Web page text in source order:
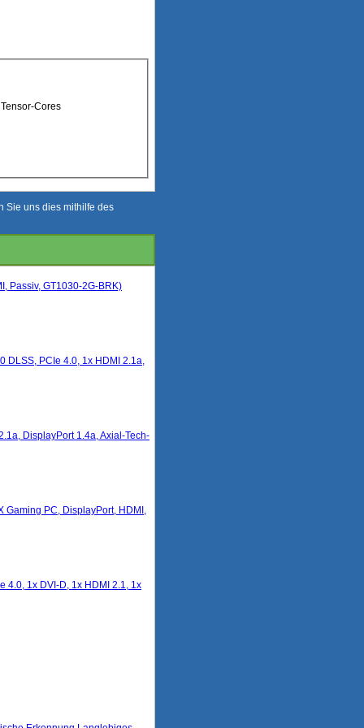
Cores
Sie uns dies mithilfe des
Passiv, GT1030-2G-BRK)
DLSS, PCIe 4.0, 1x HDMI 2.1a,
DisplayPort 1.4a, Axial-Tech-
Gaming PC, DisplayPort, HDMI,
4.0, 1x DVI-D, 1x HDMI 2.1, 1x